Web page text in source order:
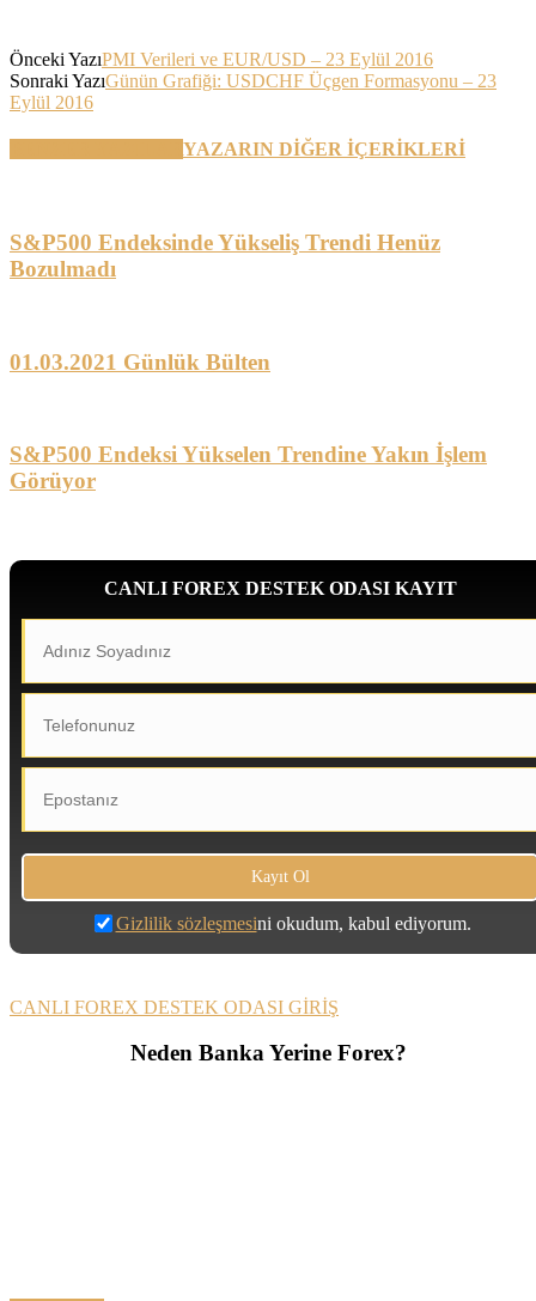
Önceki YazıPMI Verileri ve EUR/USD – 23 Eylül 2016
Sonraki YazıGünün Grafiği: USDCHF Üçgen Formasyonu – 23
Eylül 2016
YAZARIN DİĞER İÇERİKLERİ
S&P500 Endeksinde Yükseliş Trendi Henüz
Bozulmadı
01.03.2021 Günlük Bülten
S&P500 Endeksi Yükselen Trendine Yakın İşlem
Görüyor
CANLI FOREX DESTEK ODASI KAYIT
Gizlilik sözleşmesini okudum, kabul ediyorum.
CANLI FOREX DESTEK ODASI GİRİŞ
Neden Banka Yerine Forex?